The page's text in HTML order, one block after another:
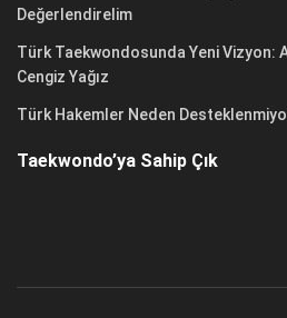
Değerlendirelim
Türk Taekwondosunda Yeni Vizyon:
Cengiz Yağız
Türk Hakemler Neden
Taekwondo’ya Sahip Çık